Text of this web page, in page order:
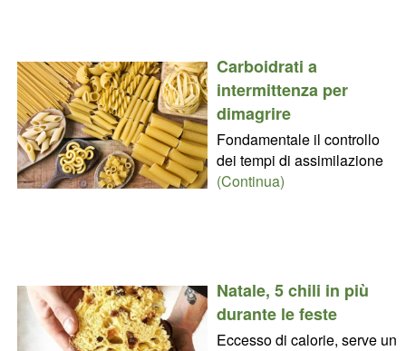
Carboidrati a
intermittenza per
dimagrire
Fondamentale il controllo
dei tempi di assimilazione
(Continua)
Natale, 5 chili in più
durante le feste
Eccesso di calorie, serve un